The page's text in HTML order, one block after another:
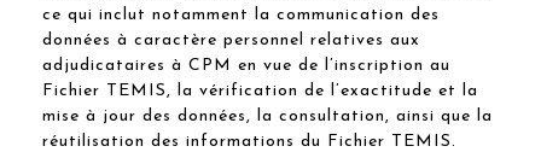
ce qui inclut notamment la communication des
données à caractère personnel relatives aux
adjudicataires à CPM en vue de l’inscription au
Fichier TEMIS, la vérification de l’exactitude et la
mise à jour des données, la consultation, ainsi que la
réutilisation des informations du Fichier TEMIS.